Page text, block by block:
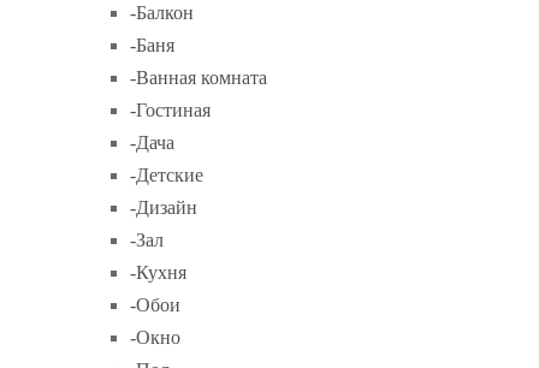
-Балкон
-Баня
-Ванная комната
-Гостиная
-Дача
-Детские
-Дизайн
-Зал
-Кухня
-Обои
-Окно